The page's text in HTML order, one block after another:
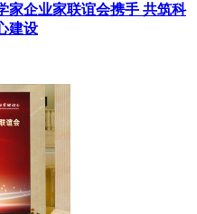
家企业家联谊会携手 共筑科
建设